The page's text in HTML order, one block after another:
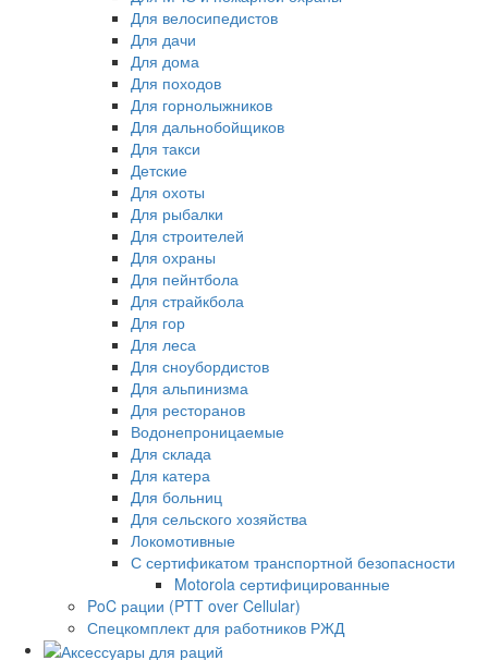
Для велосипедистов
Для дачи
Для дома
Для походов
Для горнолыжников
Для дальнобойщиков
Для такси
Детские
Для охоты
Для рыбалки
Для строителей
Для охраны
Для пейнтбола
Для страйкбола
Для гор
Для леса
Для сноубордистов
Для альпинизма
Для ресторанов
Водонепроницаемые
Для склада
Для катера
Для больниц
Для сельского хозяйства
Локомотивные
С сертификатом транспортной безопасности
Motorola сертифицированные
PoC рации (PTT over Cellular)
Спецкомплект для работников РЖД